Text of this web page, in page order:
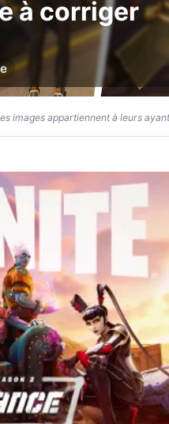
à corriger
images appartiennent à leurs